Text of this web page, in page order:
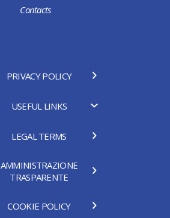
Contacts
PRIVACY POLICY
USEFUL LINKS
LEGAL TERMS
AMMINISTRAZIONE
TRASPARENTE
COOKIE POLICY